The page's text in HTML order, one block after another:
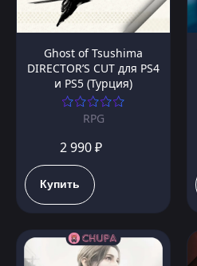
Ghost of Tsushima
DIRECTOR’S CUT для PS4
и PS5 (Турция)
RPG
2 990 ₽
Купить